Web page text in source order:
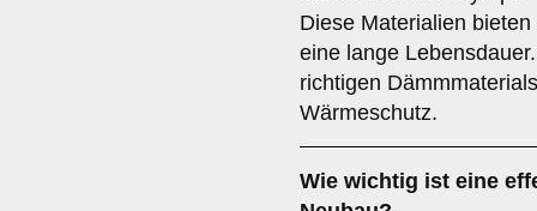
Diese Materialien
eine lange
richtigen
Wärmeschutz.
Wie wichtig ist eine